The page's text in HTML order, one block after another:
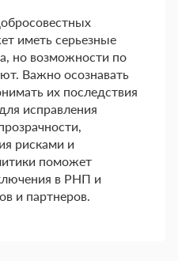
иметь серьезные
но возможности по
Важно осознавать
их последствия
исправления
рисками и
поможет
в РНП и
и партнеров.